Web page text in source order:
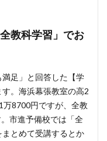
教科学習」でお
足」と回答した【学
。海浜幕張教室の高2
8700円ですが、全教
市進予備校では「全
とめて受講するとか